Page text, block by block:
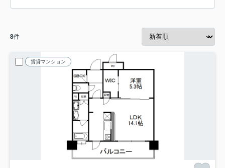
8件
賃貸マンション